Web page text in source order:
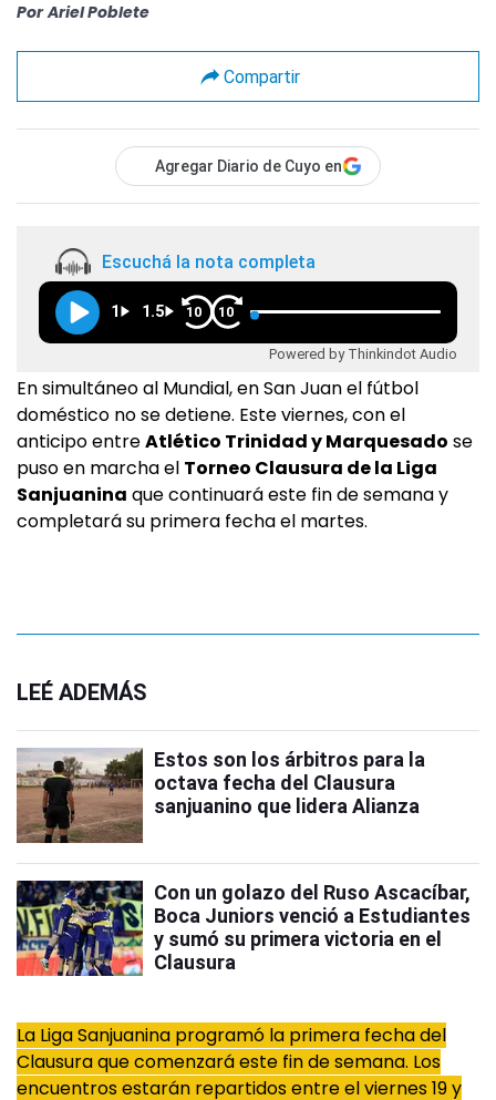
Por Ariel Poblete
Compartir
Agregar Diario de Cuyo en
Escuchá la nota completa
1 1.5 10 10
Powered by Thinkindot Audio
En simultáneo al Mundial, en San Juan el fútbol
doméstico no se detiene. Este viernes, con el
anticipo entreAtlético Trinidad y Marquesado se
puso en marcha el Torneo Clausura de la Liga
Sanjuanina que continuará este fin de semana y
completará su primera fecha el martes.
LEÉ ADEMÁS
Estos son los árbitros para la
octava fecha del Clausura
sanjuanino que lidera Alianza
Con un golazo del Ruso Ascacíbar,
Boca Juniors venció a Estudiantes
y sumó su primera victoria en el
Clausura
La Liga Sanjuanina programó la primera fecha del
Clausura que comenzará este fin de semana. Los
encuentros estarán repartidos entre el viernes 19 y